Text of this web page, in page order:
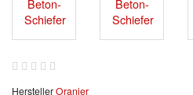
HerstellerOranier